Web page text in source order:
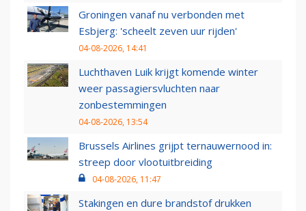
Groningen vanaf nu verbonden met
Esbjerg: 'scheelt zeven uur rijden'
04-08-2026, 14:41
Luchthaven Luik krijgt komende winter
weer passagiersvluchten naar
zonbestemmingen
04-08-2026, 13:54
Brussels Airlines grijpt ternauwernood in:
streep door vlootuitbreiding
04-08-2026, 11:47
Stakingen en dure brandstof drukken